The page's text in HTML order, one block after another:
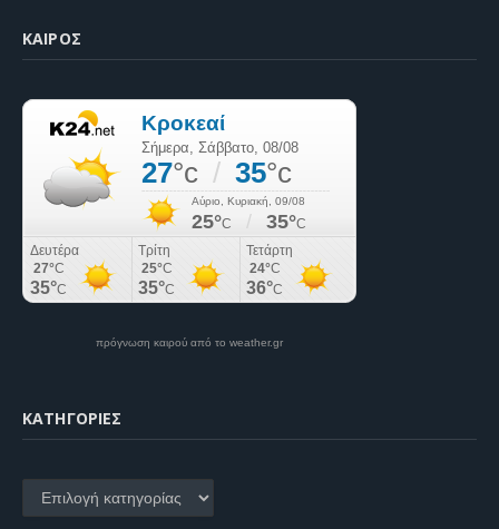
ΚΑΙΡΌΣ
πρόγνωση καιρού από το weather.gr
KΑΤΗΓΟΡΊΕΣ
Kατηγορίες